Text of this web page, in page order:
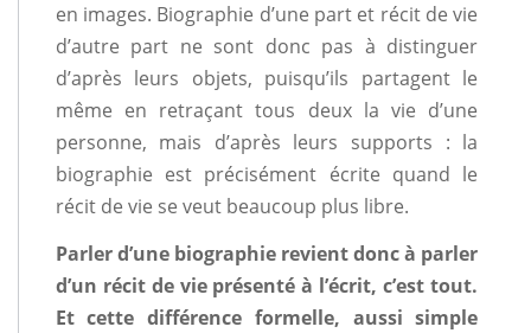
en images. Biographie d’une part et récit de vie
d’autre part ne sont donc pas à distinguer
d’après leurs objets, puisqu’ils partagent le
même en retraçant tous deux la vie d’une
personne, mais d’après leurs supports : la
biographie est précisément écrite quand le
récit de vie se veut beaucoup plus libre.
Parler d’une biographie revient donc à parler
d’un récit de vie présenté à l’écrit, c’est tout.
Et cette différence formelle, aussi simple